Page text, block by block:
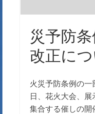
災予防
改正に
火災予防条例の一
日、花火大会、
集合する催しの開